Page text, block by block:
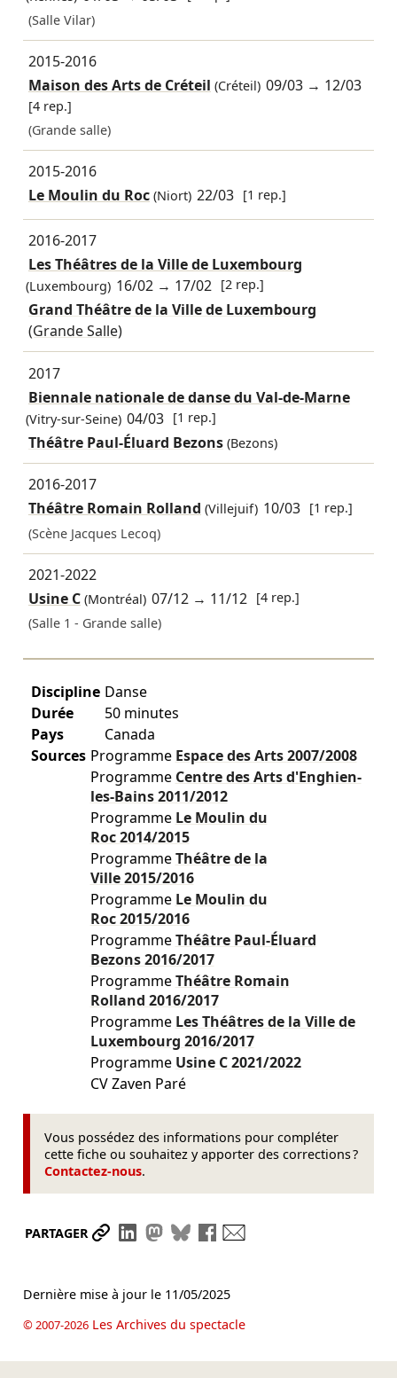
(Salle Vilar)
2015-2016
Maison des Arts de Créteil (Créteil) 09/03 → 12/03
[4 rep.]
(Grande salle)
2015-2016
Le Moulin du Roc(Niort) 22/03 [1 rep.]
2016-2017
Les Théâtres de la Ville de Luxembourg
(Luxembourg) 16/02 → 17/02 [2 rep.]
Grand Théâtre de la Ville de Luxembourg
(Grande Salle)
2017
Biennale nationale de danse du Val-de-Marne
(Vitry-sur-Seine) 04/03 [1 rep.]
Théâtre Paul-Éluard Bezons (Bezons)
2016-2017
Théâtre Romain Rolland (Villejuif) 10/03 [1 rep.]
(Scène Jacques Lecoq)
2021-2022
Usine C(Montréal) 07/12 → 11/12 [4 rep.]
(Salle 1 - Grande salle)
Discipline Danse
Durée
50 minutes
Pays
Canada
Sources Programme Espace des Arts2007/2008
Programme Centre des Arts d'Enghien-
les-Bains2011/2012
Programme Le Moulin du
Roc2014/2015
ProgrammeThéâtre de la
Ville2015/2016
Programme Le Moulin du
Roc2015/2016
ProgrammeThéâtre Paul-Éluard
Bezons2016/2017
ProgrammeThéâtre Romain
Rolland 2016/2017
Programme Les Théâtres de la Ville de
Luxembourg 2016/2017
Programme Usine C2021/2022
CV Zaven Paré
Vous possédez des informations pour compléter
cette fiche ou souhaitez y apporter des corrections ?
Contactez-nous.
PARTAGER Partager le lien
Partager sur LinkedIn
Partager sur Mastodon
Partager sur Bluesky
Partager sur Facebook
Dernière mise à jour le 11/05/2025
© 2007-2026Les Archives du spectacle